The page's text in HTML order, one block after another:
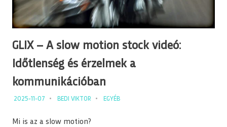
GLIX – A slow motion stock videó:
Időtlenség és érzelmek a
kommunikációban
2025-11-07 BEDI VIKTOR EGYÉB
Mi is az a slow motion?